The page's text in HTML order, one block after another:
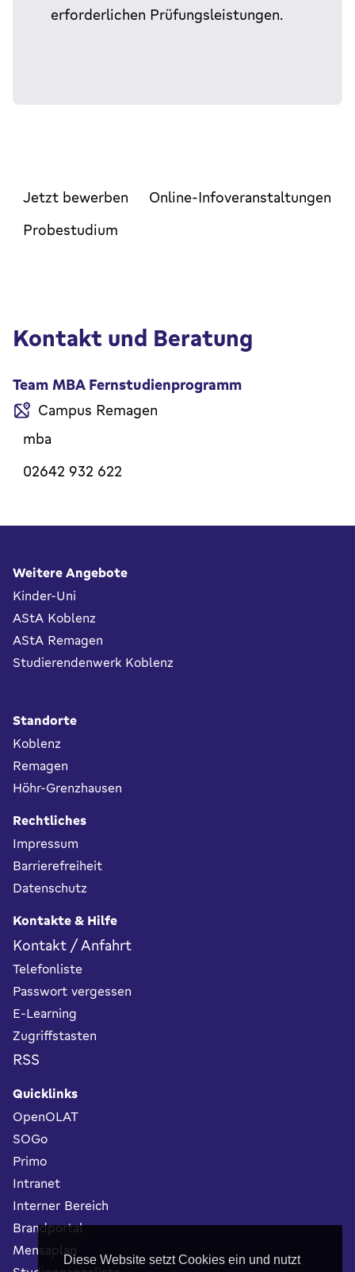
Diese Website setzt Cookies ein und nutzt
erforderlichen Prüfungsleistungen.
Jetzt bewerben
Online-Infoveranstaltungen
Probestudium
Kontakt und Beratung
Team MBA Fernstudienprogramm
Campus Remagen
mba
02642 932 622
Fußbereich
Weitere Angebote
Kinder-Uni
AStA Koblenz
AStA Remagen
Studierendenwerk Koblenz
Standorte
Koblenz
Remagen
Höhr-Grenzhausen
Rechtliches
Impressum
Barrierefreiheit
Datenschutz
Kontakte & Hilfe
Kontakt / Anfahrt
Telefonliste
Passwort vergessen
E-Learning
Zugriffstasten
RSS
Quicklinks
OpenOLAT
SOGo
Primo
Intranet
Interner Bereich
Brandportal
Mensaplan